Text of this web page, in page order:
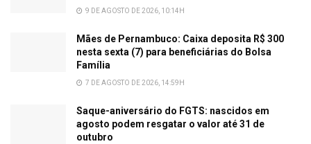
9 DE AGOSTO DE 2026, 10:14H
Mães de Pernambuco: Caixa deposita R$ 300
nesta sexta (7) para beneficiárias do Bolsa
Família
7 DE AGOSTO DE 2026, 14:59H
Saque-aniversário do FGTS: nascidos em
agosto podem resgatar o valor até 31 de
outubro